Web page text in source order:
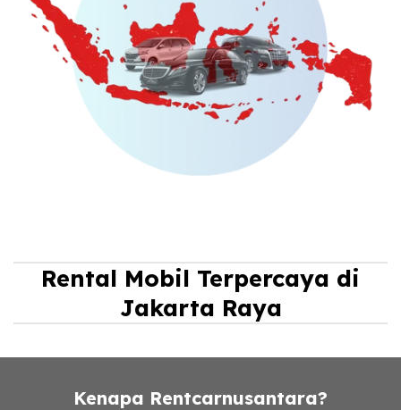
Rental Mobil Terpercaya di
Jakarta Raya
Kenapa Rentcarnusantara?